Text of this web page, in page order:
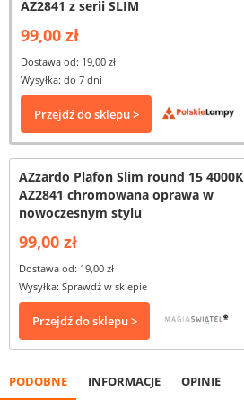
AZ2841 z serii SLIM
99,00 zł
Dostawa od: 19,00 zł
Wysyłka: do 7 dni
Przejdź do sklepu >
AZzardo Plafon Slim round 15 4000K
AZ2841 chromowana oprawa w
nowoczesnym stylu
99,00 zł
Dostawa od: 19,00 zł
Wysyłka: Sprawdź w sklepie
Przejdź do sklepu >
PODOBNE INFORMACJE OPINIE